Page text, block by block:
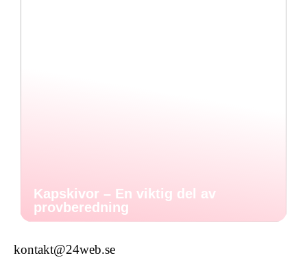
Kapskivor – En viktig del av
provberedning
kontakt@24web.se